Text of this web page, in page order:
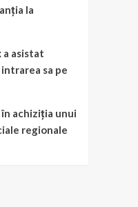
la
a asistat
sa pe
achiziția unui
regionale